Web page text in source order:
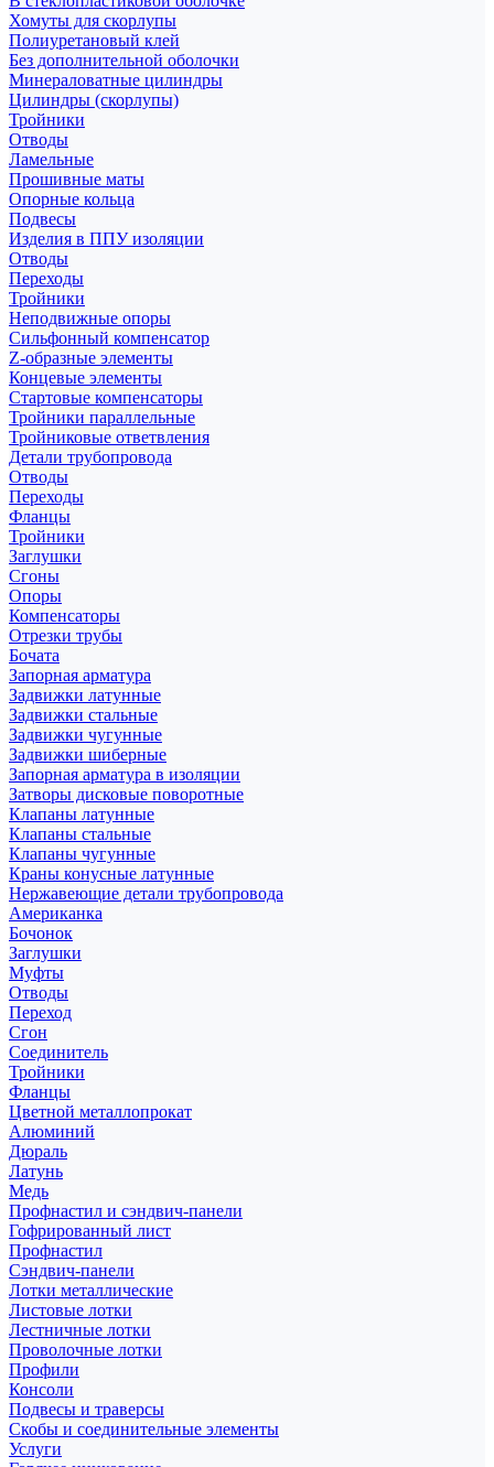
Хомуты для скорлупы
Полиуретановый клей
Без дополнительной оболочки
Минераловатные цилиндры
Цилиндры (скорлупы)
Тройники
Отводы
Ламельные
Прошивные маты
Опорные кольца
Подвесы
Изделия в ППУ изоляции
Отводы
Переходы
Тройники
Неподвижные опоры
Cильфонный компенсатор
Z-образные элементы
Концевые элементы
Стартовые компенсаторы
Тройники параллельные
Тройниковые ответвления
Детали трубопровода
Отводы
Переходы
Фланцы
Тройники
Заглушки
Сгоны
Опоры
Компенсаторы
Отрезки трубы
Бочата
Запорная арматура
Задвижки латунные
Задвижки стальные
Задвижки чугунные
Задвижки шиберные
Запорная арматура в изоляции
Затворы дисковые поворотные
Клапаны латунные
Клапаны стальные
Клапаны чугунные
Краны конусные латунные
Нержавеющие детали трубопровода
Американка
Бочонок
Заглушки
Муфты
Отводы
Переход
Сгон
Соединитель
Тройники
Фланцы
Цветной металлопрокат
Алюминий
Дюраль
Латунь
Медь
Профнастил и сэндвич-панели
Гофрированный лист
Профнастил
Сэндвич-панели
Лотки металлические
Листовые лотки
Лестничные лотки
Проволочные лотки
Профили
Консоли
Подвесы и траверсы
Скобы и соединительные элементы
Услуги